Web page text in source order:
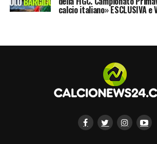
calcio italiano» ESCLUSIVA e